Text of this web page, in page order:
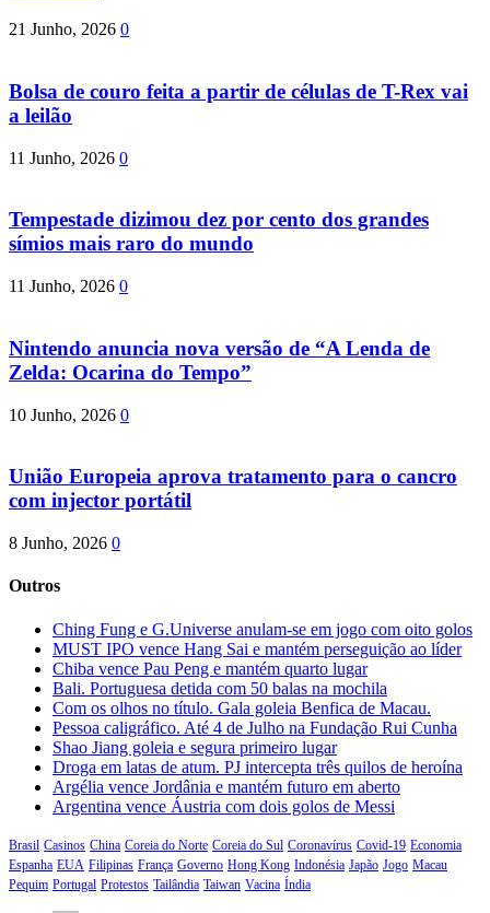
21 Junho, 2026 0
Bolsa de couro feita a partir de células de T-Rex vai
a leilão
11 Junho, 2026 0
Tempestade dizimou dez por cento dos grandes
símios mais raro do mundo
11 Junho, 2026 0
Nintendo anuncia nova versão de “A Lenda de
Zelda: Ocarina do Tempo”
10 Junho, 2026 0
União Europeia aprova tratamento para o cancro
com injector portátil
8 Junho, 2026 0
Outros
Ching Fung e G.Universe anulam-se em jogo com oito golos
MUST IPO vence Hang Sai e mantém perseguição ao líder
Chiba vence Pau Peng e mantém quarto lugar
Bali. Portuguesa detida com 50 balas na mochila
Com os olhos no título. Gala goleia Benfica de Macau.
Pessoa caligráfico. Até 4 de Julho na Fundação Rui Cunha
Shao Jiang goleia e segura primeiro lugar
Droga em latas de atum. PJ intercepta três quilos de heroína
Argélia vence Jordânia e mantém futuro em aberto
Argentina vence Áustria com dois golos de Messi
Brasil Casinos China Coreia do Norte Coreia do Sul Coronavírus Covid-19 Economia
Espanha EUA Filipinas França Governo Hong Kong Indonésia Japão Jogo Macau
Pequim Portugal Protestos Tailândia Taiwan Vacina Índia